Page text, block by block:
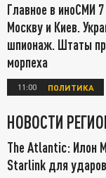
Главное в иноСМИ
Москву и Киев.
шпионаж. Штаты
морпеха
11:00 ПОЛИТИКА
НОВОСТИ
The Atlantic: Илон
Starlink для